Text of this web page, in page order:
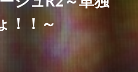
！！～